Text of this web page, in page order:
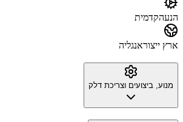
הנעהקדמית
ארץ ייצוראנגליה
מנוע, ביצועים וצריכת דלק